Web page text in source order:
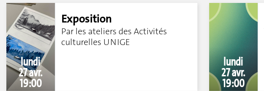
lundi
27 avr.
19:00
Exposition
Par les ateliers des Activités
culturelles UNIGE
lundi
27 avr.
19:00